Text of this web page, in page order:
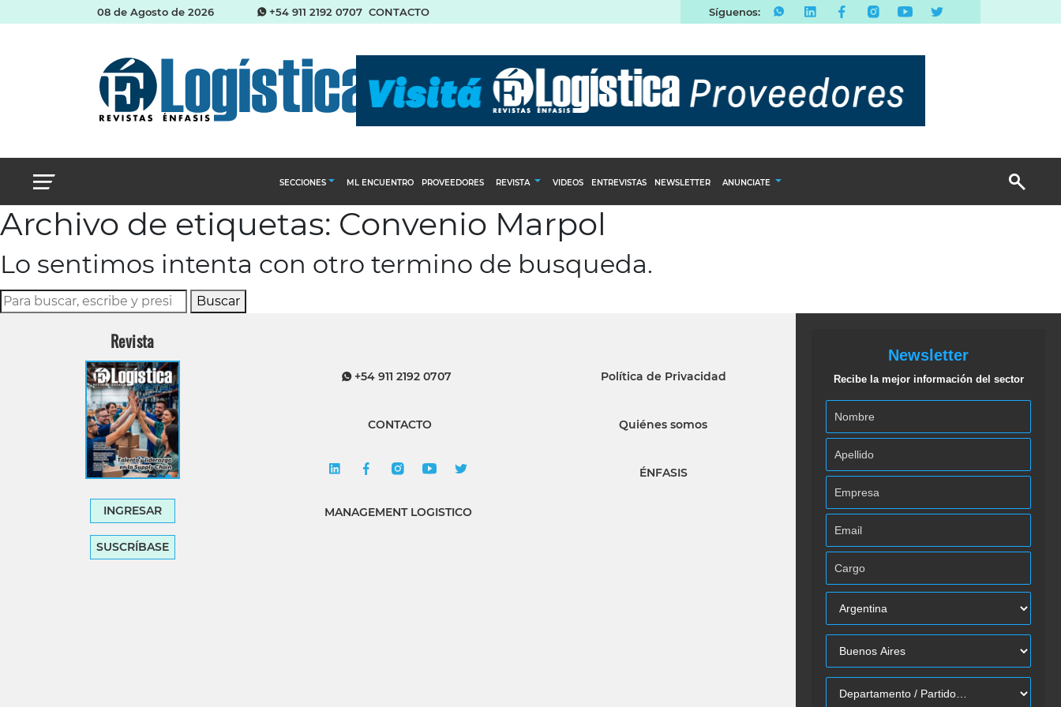
08 de Agosto de 2026 +54 911 2192 0707 CONTACTO Síguenos:
SECCIONES
Abastecimiento y compras
Almacenes e inventarios
ML ENCUENTRO PROVEEDORES REVISTA
Calendario Editorial
Ediciones Anteriores
VIDEOS ENTREVISTAS NEWSLETTER ANUNCIATE
Archivo de etiquetas: Convenio Marpol
Lo sentimos intenta con otro termino de busqueda.
Buscar
Revista
INGRESAR
SUSCRÍBASE
+54 911 2192 0707
CONTACTO
MANAGEMENT LOGISTICO
Política de Privacidad
Quiénes somos
ÉNFASIS
Newsletter
Recibe la mejor información del sector